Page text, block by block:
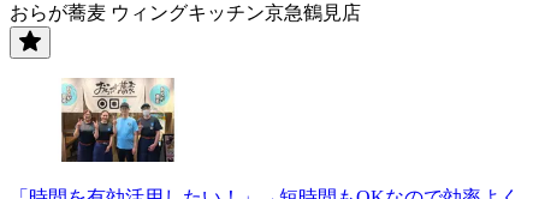
おらが蕎麦 ウィングキッチン京急鶴見店